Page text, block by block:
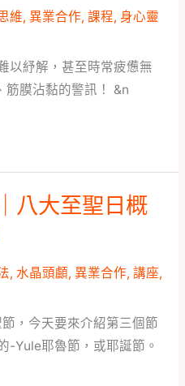
維, 異業合作, 課程, 身心靈
以紓解，甚至時常疲憊無
膜沾黏的警訊！ &n
八大至聖日概
, 水晶頭顱, 異業合作, 講座,
，今天要來介紹第三個節
-Yule耶魯節，或耶誕節。